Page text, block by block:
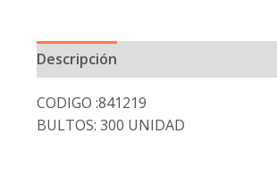
Descripción
CODIGO :841219
BULTOS: 300 UNIDAD